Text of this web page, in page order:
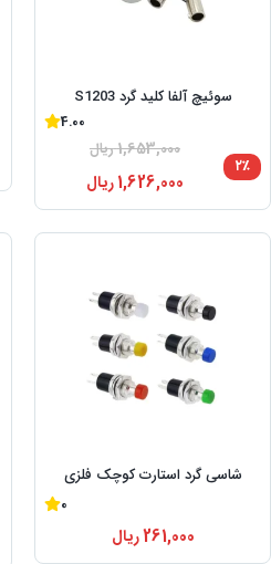
سوئیچ آلفا کلید گرد S1203
4.00
1,653,000ریال
1,626,000ریال
۲٪
شاسی گرد استارت کوچک فلزی
0
261,000ریال